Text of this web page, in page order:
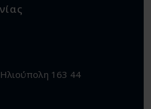
163 44